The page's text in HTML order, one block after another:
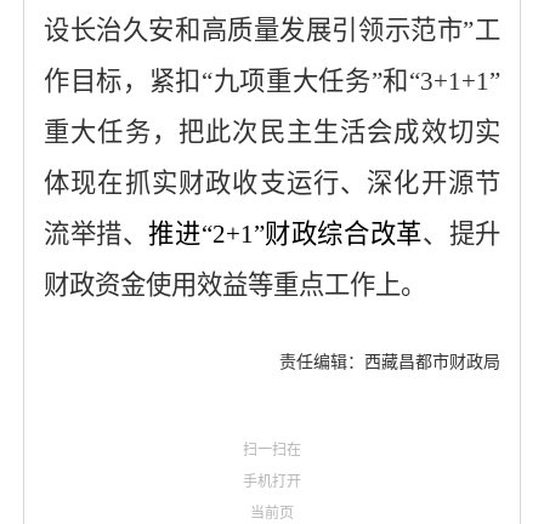
设长治久安和高质量发展引领示范市”工
作目标，紧扣“九项重大任务”和“3+1+1”
重大任务，把此次民主生活会成效切实
体现在抓实财政收支运行、深化开源节
流举措、推进“2+1”财政综合改革、提升
财政资金使用效益等重点工作上。
责任编辑：西藏昌都市财政局
扫一扫在
手机打开
当前页